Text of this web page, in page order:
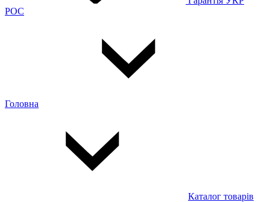
РОС
Головна
Каталог товарів